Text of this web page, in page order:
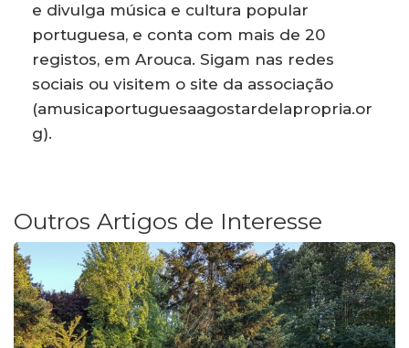
e divulga música e cultura popular
portuguesa, e conta com mais de 20
registos, em Arouca. Sigam nas redes
sociais ou visitem o site da associação
(amusicaportuguesaagostardelapropria.or
g).
Outros Artigos de Interesse